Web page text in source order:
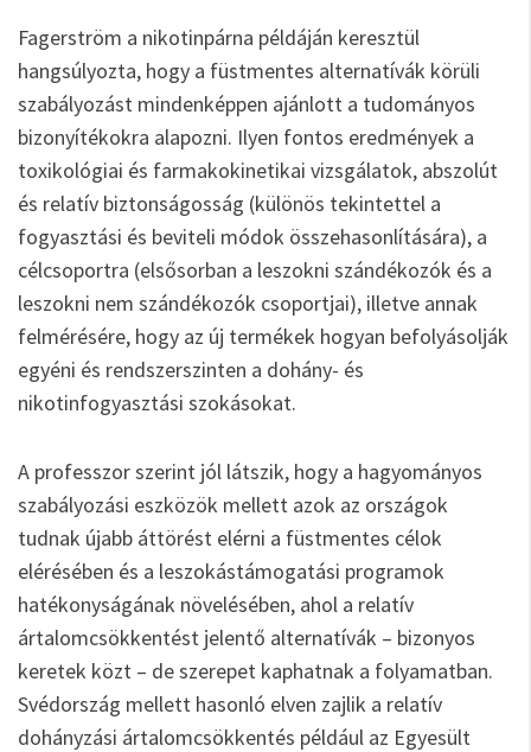
Fagerström a nikotinpárna példáján keresztül
hangsúlyozta, hogy a füstmentes alternatívák körüli
szabályozást mindenképpen ajánlott a tudományos
bizonyítékokra alapozni. Ilyen fontos eredmények a
toxikológiai és farmakokinetikai vizsgálatok, abszolút
és relatív biztonságosság (különös tekintettel a
fogyasztási és beviteli módok összehasonlítására), a
célcsoportra (elsősorban a leszokni szándékozók és a
leszokni nem szándékozók csoportjai), illetve annak
felmérésére, hogy az új termékek hogyan befolyásolják
egyéni és rendszerszinten a dohány- és
nikotinfogyasztási szokásokat.
A professzor szerint jól látszik, hogy a hagyományos
szabályozási eszközök mellett azok az országok
tudnak újabb áttörést elérni a füstmentes célok
elérésében és a leszokástámogatási programok
hatékonyságának növelésében, ahol a relatív
ártalomcsökkentést jelentő alternatívák – bizonyos
keretek közt – de szerepet kaphatnak a folyamatban.
Svédország mellett hasonló elven zajlik a relatív
dohányzási ártalomcsökkentés például az Egyesült